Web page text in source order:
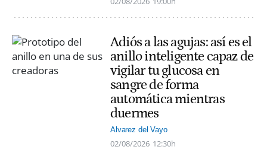
Adiós a las agujas: así es el
anillo inteligente capaz de
vigilar tu glucosa en
sangre de forma
automática mientras
duermes
Alvarez del Vayo
02/08/2026 12:30h